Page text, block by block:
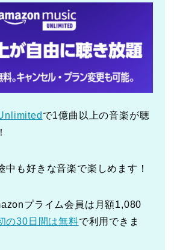
で1億曲以上の音楽が聴
中も好きな音楽で楽しめます！
プライム会員は月額1,080
の30日間は無料で利用できま